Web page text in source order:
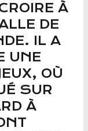
À
DE
IL A
UNE
OÙ
SUR
À